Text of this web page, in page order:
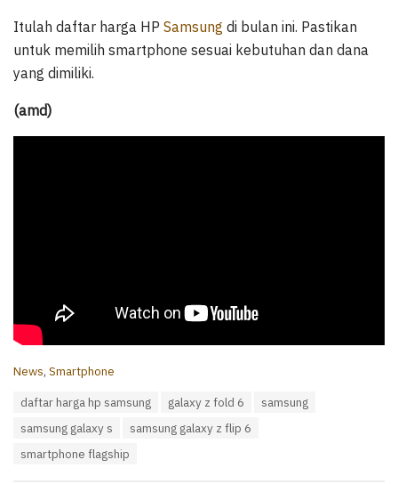
Itulah daftar harga HP Samsung di bulan ini. Pastikan
untuk memilih smartphone sesuai kebutuhan dan dana
yang dimiliki.
(amd)
C
News, Smartphone
daftar harga hp samsung galaxy z fold 6
samsung
samsung galaxy s
samsung galaxy z flip 6
smartphone flagship